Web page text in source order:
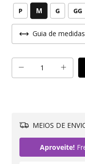
P M G GG
Guia de medidas
MEIOS DE
Aproveite!